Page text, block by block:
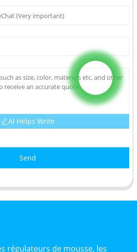
AI Helps Write
Send
régulateurs de mousse, les